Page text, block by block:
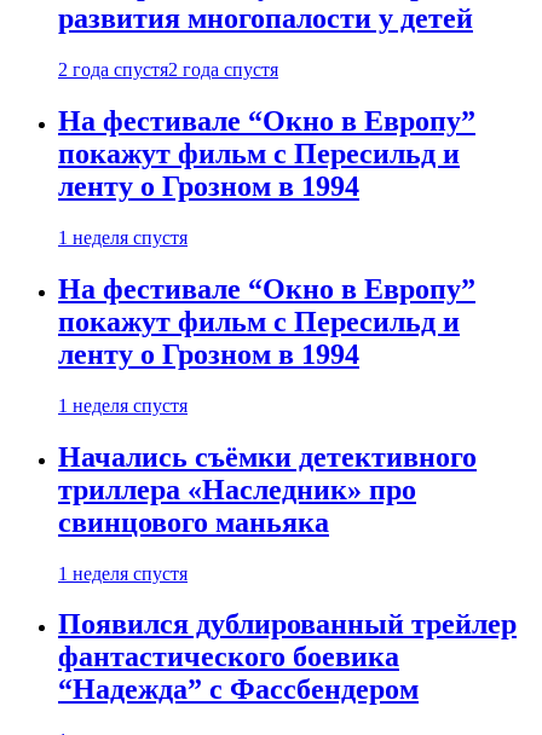
развития многопалости у детей
2 года спустя2 года спустя
На фестивале “Окно в Европу”
покажут фильм с Пересильд и
ленту о Грозном в 1994
1 неделя спустя
На фестивале “Окно в Европу”
покажут фильм с Пересильд и
ленту о Грозном в 1994
1 неделя спустя
Начались съёмки детективного
триллера «Наследник» про
свинцового маньяка
1 неделя спустя
Появился дублированный трейлер
фантастического боевика
“Надежда” с Фассбендером